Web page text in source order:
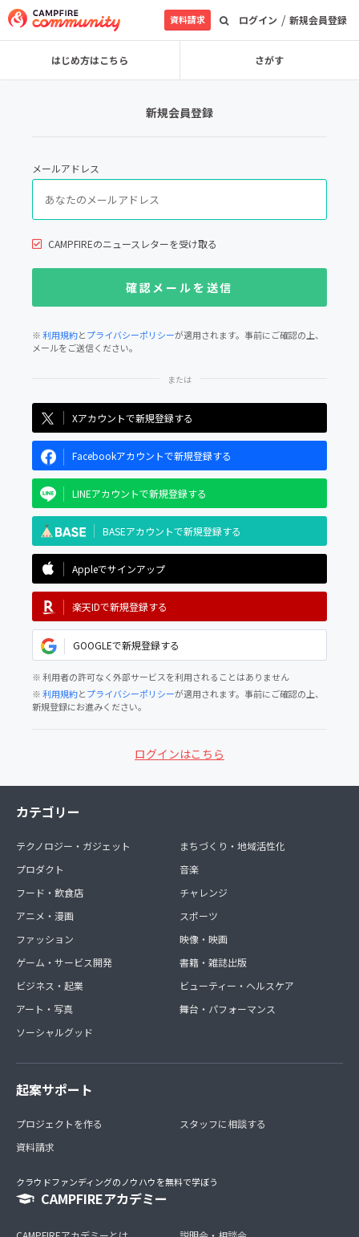
ログイン / 新規会員登録
資料請求
はじめ方はこちら さがす
新規会員登録
メールアドレス
CAMPFIREのニュースレターを受け取る
※利用規約とプライバシーポリシーが適用されます。事前にご確認の上、
メールをご送信ください。
Xアカウントで新規登録する
Facebookアカウントで新規登録する
LINEアカウントで新規登録する
BASEアカウントで新規登録する
Appleでサインアップ
楽天IDで新規登録する
GOOGLEで新規登録する
※ 利用者の許可なく外部サービスを利用されることはありません
※利用規約とプライバシーポリシーが適用されます。事前にご確認の上、
新規登録にお進みください。
ログインはこちら
カテゴリー
テクノロジー・ガジェット
プロダクト
フード・飲食店
アニメ・漫画
ファッション
ゲーム・サービス開発
ビジネス・起業
アート・写真
ソーシャルグッド
まちづくり・地域活性化
音楽
チャレンジ
スポーツ
映像・映画
書籍・雑誌出版
ビューティー・ヘルスケア
舞台・パフォーマンス
起案サポート
プロジェクトを作る
資料請求
スタッフに相談する
クラウドファンディングのノウハウを無料で学ぼう
CAMPFIREアカデミー